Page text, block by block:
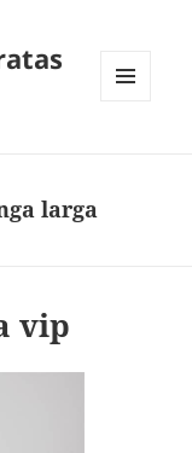
larga
vip